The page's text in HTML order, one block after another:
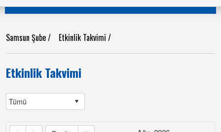
Samsun Şube/ Etkinlik Takvimi /
Etkinlik Takvimi